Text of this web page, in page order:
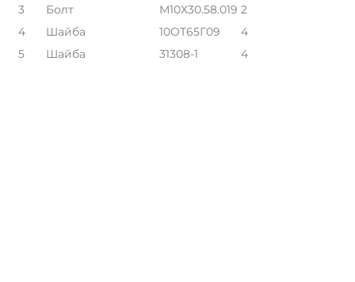
3
Болт М10Х30.58.019 2
4
Шайба 10ОТ65Г09
4
5
Шайба 31308-1 4